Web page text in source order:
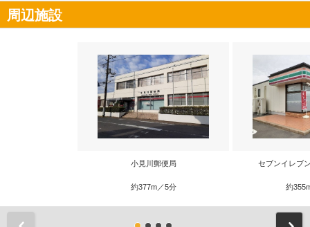
周辺施設
小見川郵便局
約377m／5分
セブンイレブ
約